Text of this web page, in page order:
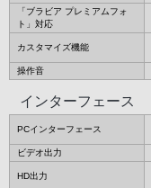
「ブラビア プレミアムフォ
ト」対応
カスタマイズ機能
操作音
インターフェース
PCインターフェース
ビデオ出力
HD出力